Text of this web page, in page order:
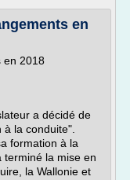
en
en 2018
a décidé de
la conduite".
formation à la
terminé la mise en
la Wallonie et